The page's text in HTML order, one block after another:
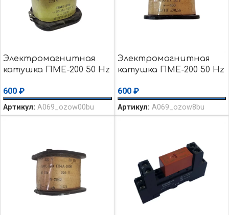
Электромагнитная
катушка ПМЕ-200 50 Hz
600 ₽
Артикул: А069_ozow00bu
Электромагнитная
катушка ПМЕ-200 50 Hz
600 ₽
Артикул: А069_ozow8bu